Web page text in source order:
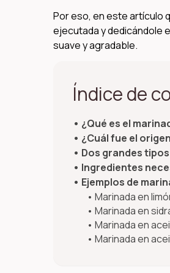
Por eso, en este artículo
ejecutada y dedicándole
suave y agradable.
Índice de
¿Qué es el
¿Cuál fue el
Dos grandes
Ingredientes
Ejemplos de
Marinada en
Marinada en
Marinada en
Marinada en